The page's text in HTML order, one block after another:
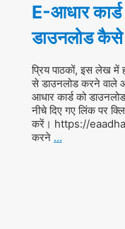
E-आधार
डाउनलोड
प्रिय पाठकों, इस लेख में
से डाउनलोड करने वाले
आधार कार्ड को
नीचे दिए गए लिंक पर
करें। https://
करने …